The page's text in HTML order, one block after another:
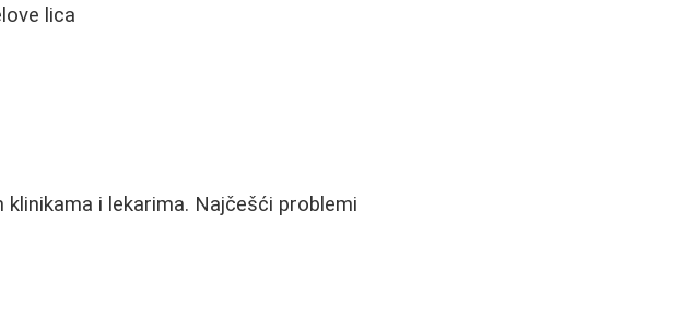
lica
i lekarima. Najčešći problemi